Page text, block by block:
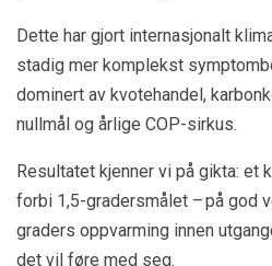
Dette har gjort internasjonalt
stadig mer komplekst
dominert av kvotehandel,
nullmål og årlige COP-sirkus.
Resultatet kjenner vi på gikta: et
forbi 1,5-gradersmålet – på god
graders oppvarming innen
det vil føre med seg.